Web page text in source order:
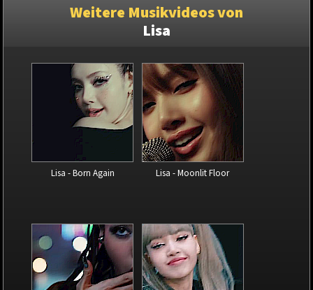
Weitere Musikvideos von
Lisa
Lisa - Born Again Lisa - Moonlit Floor